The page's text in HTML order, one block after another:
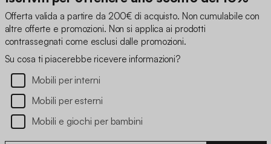
Offerta valida a partire da 200€ di acquisto. Non cumulabile con
altre offerte e promozioni. Non si applica ai prodotti
contrassegnati come esclusi dalle promozioni.
Su cosa ti piacerebbe ricevere informazioni?
Mobili per interni
Mobili per esterni
Mobili e giochi per bambini